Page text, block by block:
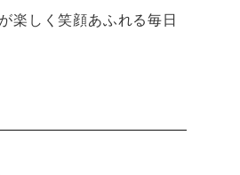
楽しく笑顔あふれる毎日